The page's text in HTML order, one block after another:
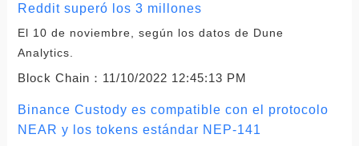
Reddit superó los 3 millones
El 10 de noviembre, según los datos de Dune
Analytics.
Block Chain： 11/10/2022 12:45:13 PM
Binance Custody es compatible con el protocolo
NEAR y los tokens estándar NEP-141